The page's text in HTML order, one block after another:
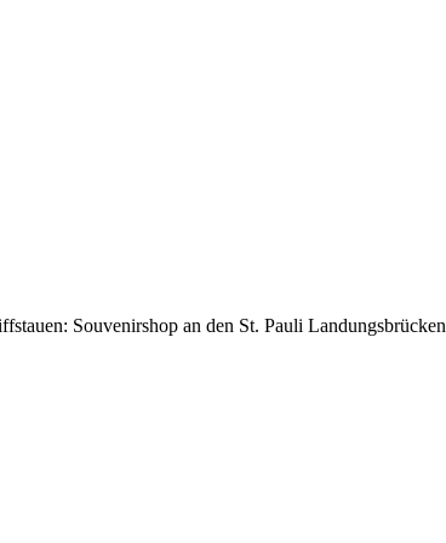
Souvenirshop an den St. Pauli Landungsbrücken